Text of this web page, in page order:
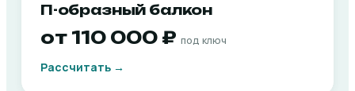
П-образный балкон
от 110 000 ₽ под ключ
Рассчитать →